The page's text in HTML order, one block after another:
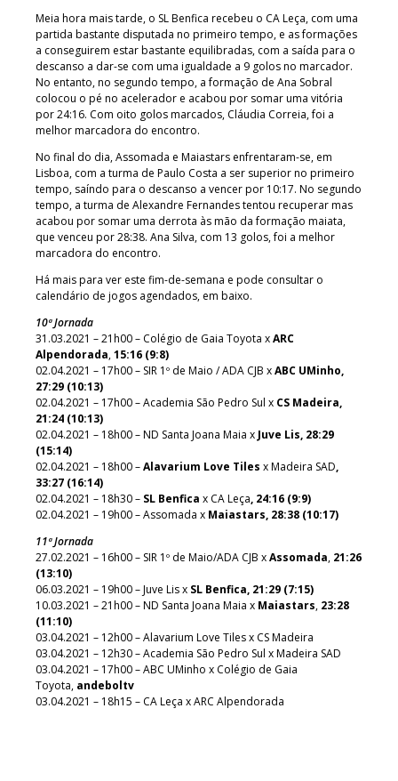
Meia hora mais tarde, o SL Benfica recebeu o CA Leça, com uma
partida bastante disputada no primeiro tempo, e as formações
a conseguirem estar bastante equilibradas, com a saída para o
descanso a dar-se com uma igualdade a 9 golos no marcador.
No entanto, no segundo tempo, a formação de Ana Sobral
colocou o pé no acelerador e acabou por somar uma vitória
por 24:16. Com oito golos marcados, Cláudia Correia, foi a
melhor marcadora do encontro.
No final do dia, Assomada e Maiastars enfrentaram-se, em
Lisboa, com a turma de Paulo Costa a ser superior no primeiro
tempo, saíndo para o descanso a vencer por 10:17. No segundo
tempo, a turma de Alexandre Fernandes tentou recuperar mas
acabou por somar uma derrota às mão da formação maiata,
que venceu por 28:38. Ana Silva, com 13 golos, foi a melhor
marcadora do encontro.
Há mais para ver este fim-de-semana e pode consultar o
calendário de jogos agendados, em baixo.
10ª Jornada
31.03.2021 – 21h00 – Colégio de Gaia Toyota xARC
Alpendorada,15:16 (9:8)
02.04.2021 – 17h00 – SIR 1º de Maio / ADA CJB xABC UMinho,
27:29 (10:13)
02.04.2021 – 17h00 – Academia São Pedro Sul x CS Madeira,
21:24 (10:13)
02.04.2021 – 18h00 – ND Santa Joana Maia x Juve Lis, 28:29
(15:14)
02.04.2021 – 18h00 –Alavarium Love Tiles x Madeira SAD,
33:27 (16:14)
02.04.2021 – 18h30 – SL Benfica x CA Leça, 24:16 (9:9)
02.04.2021 – 19h00 – Assomada x Maiastars, 28:38 (10:17)
11ª Jornada
27.02.2021 – 16h00 – SIR 1º de Maio/ADA CJB xAssomada, 21:26
(13:10)
06.03.2021 – 19h00 – Juve Lis x SL Benfica, 21:29 (7:15)
10.03.2021 – 21h00 – ND Santa Joana Maia x Maiastars, 23:28
(11:10)
03.04.2021 – 12h00 – Alavarium Love Tiles x CS Madeira
03.04.2021 – 12h30 – Academia São Pedro Sul x Madeira SAD
03.04.2021 – 17h00 – ABC UMinho x Colégio de Gaia
Toyota, andeboltv
03.04.2021 – 18h15 – CA Leça x ARC Alpendorada